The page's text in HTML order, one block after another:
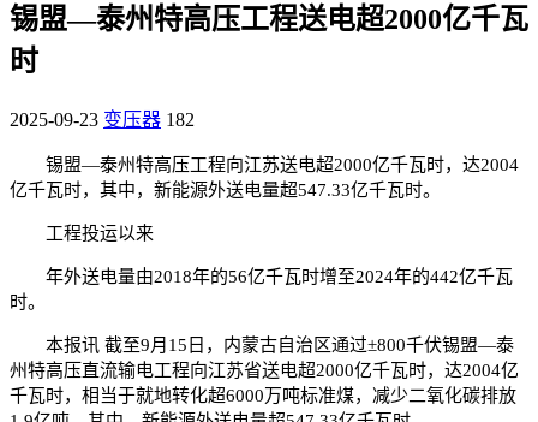
锡盟—泰州特高压工程送电超2000亿千瓦
时
2025-09-23 变压器 182
锡盟—泰州特高压工程向江苏送电超2000亿千瓦时，达2004
亿千瓦时，其中，新能源外送电量超547.33亿千瓦时。
工程投运以来
年外送电量由2018年的56亿千瓦时增至2024年的442亿千瓦
时。
本报讯 截至9月15日，内蒙古自治区通过±800千伏锡盟—泰
州特高压直流输电工程向江苏省送电超2000亿千瓦时，达2004亿
千瓦时，相当于就地转化超6000万吨标准煤，减少二氧化碳排放